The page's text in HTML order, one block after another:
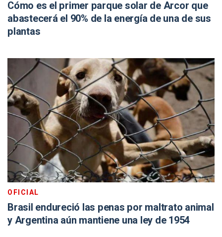
Cómo es el primer parque solar de Arcor que
abastecerá el 90% de la energía de una de sus
plantas
OFICIAL
Brasil endureció las penas por maltrato animal
y Argentina aún mantiene una ley de 1954